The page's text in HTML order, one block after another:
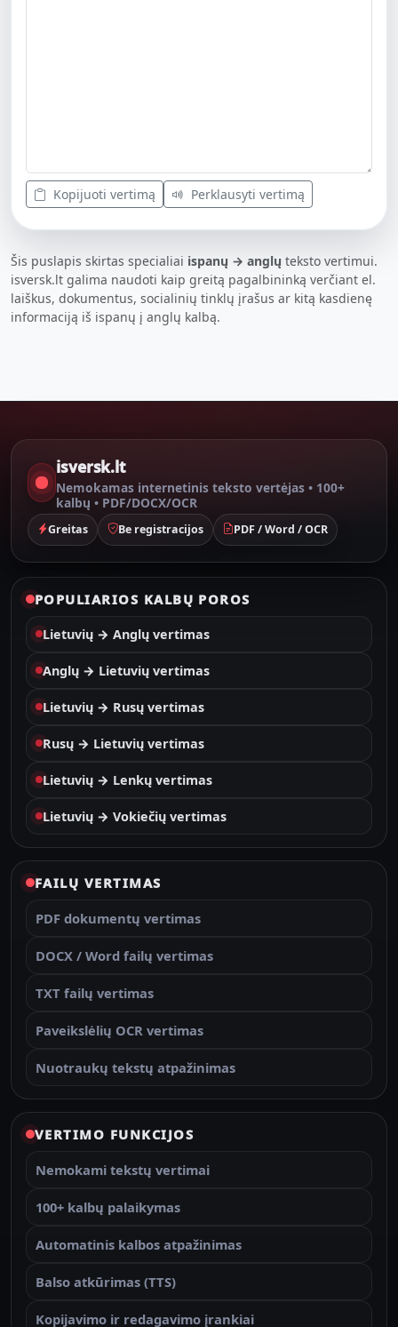
Kopijuoti vertimą Perklausyti vertimą
Šis puslapis skirtas specialiai ispanų → anglų teksto vertimui.
isversk.lt galima naudoti kaip greitą pagalbininką verčiant el.
laiškus, dokumentus, socialinių tinklų įrašus ar kitą kasdienę
informaciją iš ispanų į anglų kalbą.
isversk.lt
Nemokamas internetinis teksto vertėjas • 100+
kalbų • PDF/DOCX/OCR
Greitas Be registracijos PDF / Word / OCR
POPULIARIOS KALBŲ POROS
Lietuvių → Anglų vertimas
Anglų → Lietuvių vertimas
Lietuvių → Rusų vertimas
Rusų → Lietuvių vertimas
Lietuvių → Lenkų vertimas
Lietuvių → Vokiečių vertimas
FAILŲ VERTIMAS
PDF dokumentų vertimas
DOCX / Word failų vertimas
TXT failų vertimas
Paveikslėlių OCR vertimas
Nuotraukų tekstų atpažinimas
VERTIMO FUNKCIJOS
Nemokami tekstų vertimai
100+ kalbų palaikymas
Automatinis kalbos atpažinimas
Balso atkūrimas (TTS)
Kopijavimo ir redagavimo įrankiai